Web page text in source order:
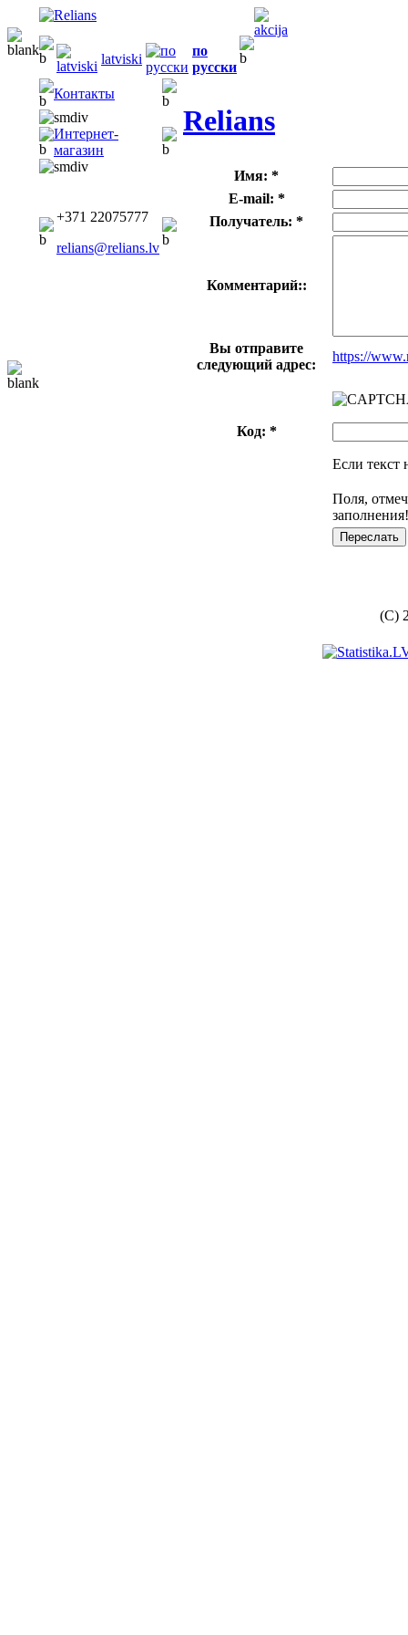
latviski
по
русски
Контакты
Интернет-
магазин
+371 22075777
relians@relians.lv
Relians
Имя: *
E-mail: *
Получатель: *
Комментарий::
Вы отправите
следующий адрес:
https://
Код: *
Если текст
Поля,
заполнения!
(C)